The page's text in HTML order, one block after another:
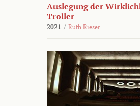
Auslegung der
Troller
2021 / Ruth Rieser